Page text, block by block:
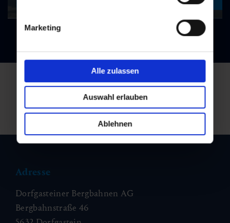
Marketing
Alle zulassen
Auswahl erlauben
Ablehnen
Adresse
Dorfgasteiner Bergbahnen AG
Bergbahnstraße 46